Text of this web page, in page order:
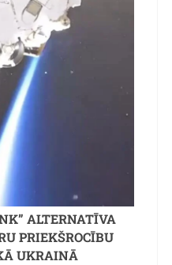
ALTERNATĪVA
PRIEKŠROCĪBU
UKRAINĀ